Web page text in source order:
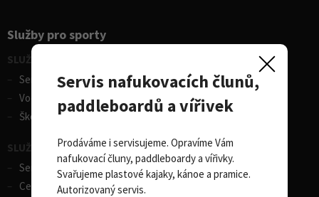
Služby pro sporty
SLUŽBY - vodní sporty
Servis lodí a člunů
Vodácká půjčovna lodí
Škola eskymování
SLUŽBY - zimní sporty
Servis lyží
Celosezonní půjčovna lyží
Servis nafukovacích člunů,
paddleboardů a vířivek
Prodáváme i servisujeme. Opravíme Vám
nafukovací čluny, paddleboardy a vířivky.
Svařujeme plastové kajaky, kánoe a pramice.
Autorizovaný servis.